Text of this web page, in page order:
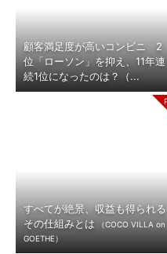
顧客満足度が高いコンビニ 2
位「ローソン」を抑え、11年連
続1位になったのは？（...
すべてが絶景、収益も得られる
その仕組みとは
（COCO VILLA on
GOETHE）